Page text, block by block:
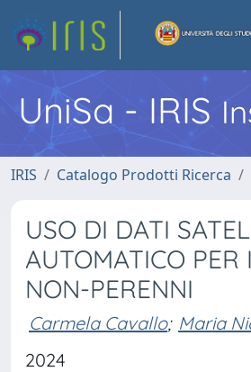
UniSa - IRIS
IRIS Catalogo Prodotti Ricerca
USO DI DATI
AUTOMATICO PER
NON-PERENNI
Carmela Cavallo; Maria
2024